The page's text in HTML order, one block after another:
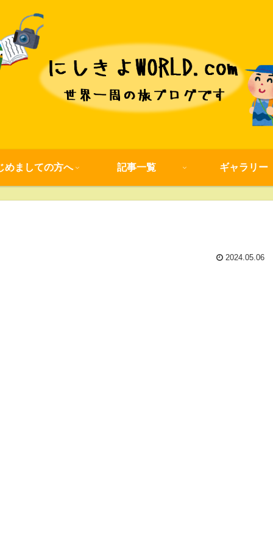
めましての方へ 記事一覧 ギャラリー
2024.05.06